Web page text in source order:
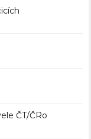
ČT/ČRo